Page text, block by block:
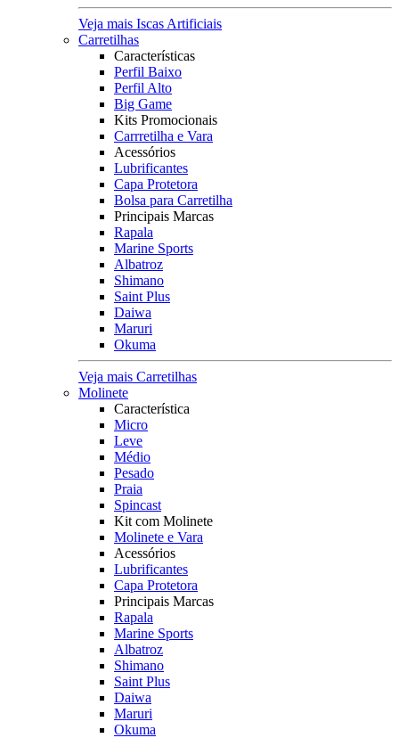
Veja mais Iscas Artificiais
Carretilhas
Características
Perfil Baixo
Perfil Alto
Big Game
Kits Promocionais
Carrretilha e Vara
Acessórios
Lubrificantes
Capa Protetora
Bolsa para Carretilha
Principais Marcas
Rapala
Marine Sports
Albatroz
Shimano
Saint Plus
Daiwa
Maruri
Okuma
Veja mais Carretilhas
Molinete
Característica
Micro
Leve
Médio
Pesado
Praia
Spincast
Kit com Molinete
Molinete e Vara
Acessórios
Lubrificantes
Capa Protetora
Principais Marcas
Rapala
Marine Sports
Albatroz
Shimano
Saint Plus
Daiwa
Maruri
Okuma